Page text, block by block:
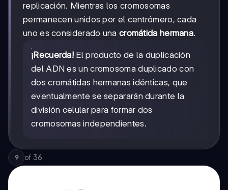
replicación. Mientras los cromosomas
permanecen unidos por el centrómero, cada
uno es considerado una cromátida hermana.
¡Recuerda! El producto de la duplicación
del ADN es un cromosoma duplicado con
dos cromátidas hermanas idénticas, que
eventualmente se separarán durante la
división celular para formar dos
cromosomas independientes.
9 of 36